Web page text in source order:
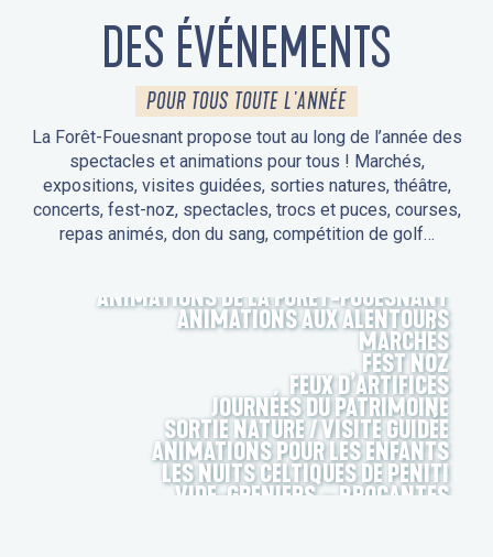
DES ÉVÉNEMENTS
POUR TOUS TOUTE L'ANNÉE
La Forêt-Fouesnant propose tout au long de l’année des
spectacles et animations pour tous ! Marchés,
expositions, visites guidées, sorties natures, théâtre,
concerts, fest-noz, spectacles, trocs et puces, courses,
repas animés, don du sang, compétition de golf…
ANIMATIONS DE LA FORÊT-FOUESNANT
ANIMATIONS AUX ALENTOURS
MARCHÉS
FEST NOZ
FEUX D’ARTIFICES
JOURNÉES DU PATRIMOINE
SORTIE NATURE / VISITE GUIDÉE
ANIMATIONS POUR LES ENFANTS
LES NUITS CELTIQUES DE PENITI
VIDE-GRENIERS – BROCANTES